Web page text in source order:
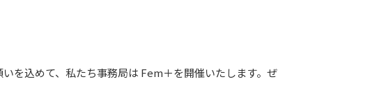
を込めて、私たち事務局は Fem＋を開催いたします。ぜ